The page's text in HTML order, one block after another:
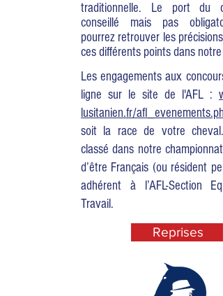
traditionnelle. Le port du
conseillé mais pas
pourrez retrouver les précisions
ces différents points dans notre
Les engagements aux
ligne sur le site de l'AFL :
lusitanien.fr/afl_evenements.php
soit la race de votre cheval.
classé dans notre
d’être Français (ou résident
adhérent à l’AFL-Section
Travail.
Reprises